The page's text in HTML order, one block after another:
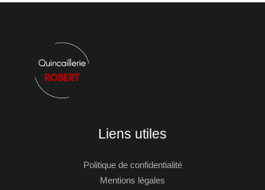
Liens utiles
Politique de confidentialité
Mentions légales